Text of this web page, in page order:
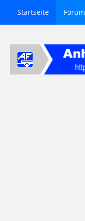
Startseite Forum